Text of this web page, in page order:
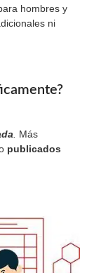
hombres y
ni
Más
publicados